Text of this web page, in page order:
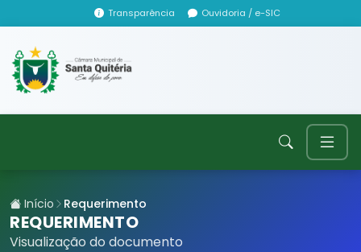
Transparência Ouvidoria / e-SIC
Início Requerimento
REQUERIMENTO
Visualização do documento